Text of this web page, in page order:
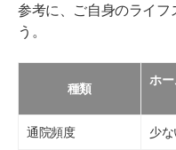
参考に、ご自身のライフ
う。
種類
ホ
通院頻度 少